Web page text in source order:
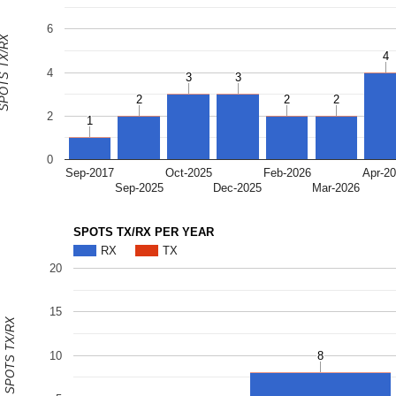
Sep-2017
Sep-2025
Oct-2025
Dec-2025
Feb-2026
Mar-2026
Apr-
0
2
4
6
1
1
2
2
3
3 3
3
2
2 2
2
4
4
RX
SPOTS TX/RX PER YEAR
RX
TX
10
15
20
8
8
SPOTS TX/RX